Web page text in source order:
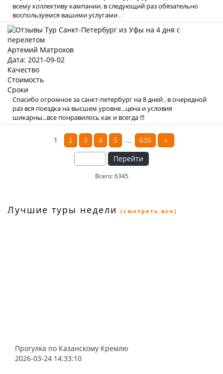
всему коллективу кампании. в следующий раз обязательно
воспользуемся вашими услугами .
Артемий Матрохов
Дата: 2021-09-02
Качество
Стоимость
Сроки
Спасибо огромное за санкт-петербург на 8 дней , в очередной
раз вся поездка на высшем уровне...цена и условия
шикарны...все понравилось как и всегда !!!
1 2 3 4 5 ... 635
»
Перейти
Всего: 6345
Лучшие туры недели (смотреть все)
Прогулка по Казанскому Кремлю
2026-03-24 14:33:10